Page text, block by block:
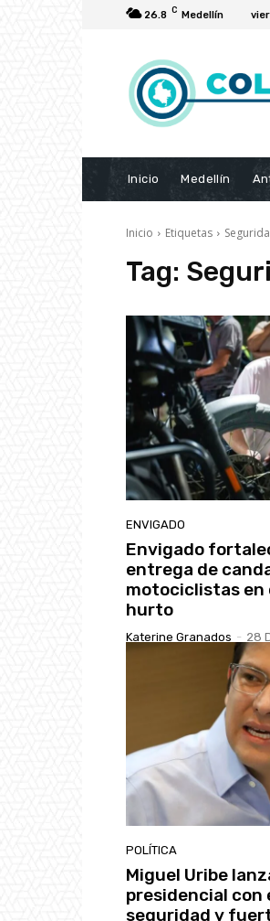
26.8 C Medellín
Inicio Medellín
Inicio Etiquetas
Tag:
ENVIGADO
Envigado
entrega de
motociclistas en
hurto
Katerine Granados - 28
POLÍTICA
Miguel Uribe
presidencial con
seguridad y